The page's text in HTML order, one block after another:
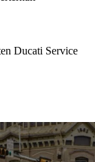
Ducati Service